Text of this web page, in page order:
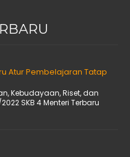
Atur Pembelajaran Tatap
Kebudayaan, Riset, dan
SKB 4 Menteri Terbaru